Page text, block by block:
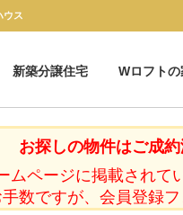
ウス
新築分譲住宅 Wロフトの
お探しの物件はご成
ムページに掲載されて
手数ですが、会員登録